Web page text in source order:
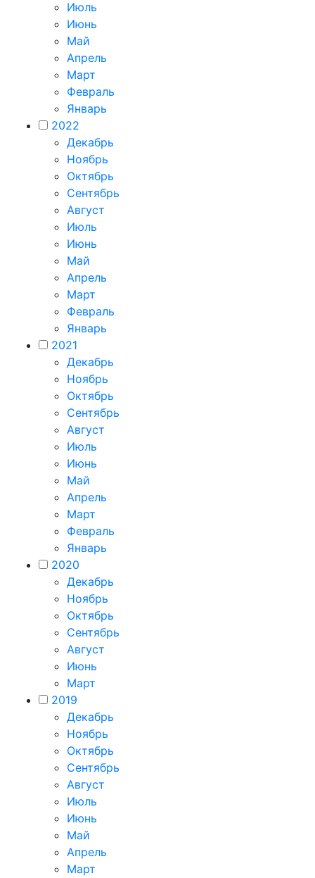
Июль
Июнь
Май
Апрель
Март
Февраль
Январь
2022
Декабрь
Ноябрь
Октябрь
Сентябрь
Август
Июль
Июнь
Май
Апрель
Март
Февраль
Январь
2021
Декабрь
Ноябрь
Октябрь
Сентябрь
Август
Июль
Июнь
Май
Апрель
Март
Февраль
Январь
2020
Декабрь
Ноябрь
Октябрь
Сентябрь
Август
Июнь
Март
2019
Декабрь
Ноябрь
Октябрь
Сентябрь
Август
Июль
Июнь
Май
Апрель
Март